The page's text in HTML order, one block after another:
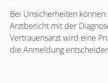
Bei Unsicherheiten können
Arztbericht mit der
Vertrauensarzt wird eine
die Anmeldung